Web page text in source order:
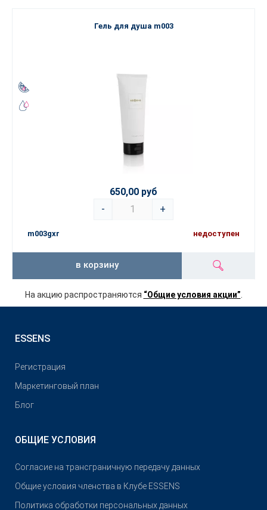
Гель для душа m003
650,00 руб
-
+
m003gxr недоступен
в корзину
На акцию распространяются “Общие условия акции”
ESSENS
Pегистрация
Маркетинговый план
Блог
ОБЩИЕ УСЛОВИЯ
Согласие на трансграничную передачу данных
Общие условия членства в Клубе ESSENS
Политика обработки персональных данных